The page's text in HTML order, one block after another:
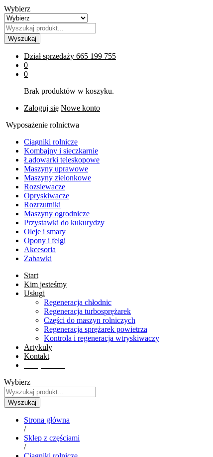
Wybierz
Wyszukaj
Dział sprzedaży 665 199 755
0
0
Brak produktów w koszyku.
Zaloguj się Nowe konto
Wyposażenie rolnictwa
Ciągniki rolnicze
Kombajny i sieczkarnie
Ładowarki teleskopowe
Maszyny uprawowe
Maszyny zielonkowe
Rozsiewacze
Opryskiwacze
Rozrzutniki
Maszyny ogrodnicze
Przystawki do kukurydzy
Oleje i smary
Opony i felgi
Akcesoria
Zabawki
Start
Kim jesteśmy
Usługi
Regeneracja chłodnic
Regeneracja turbosprężarek
Części do maszyn rolniczych
Regeneracja sprężarek powietrza
Kontrola i regeneracja wtryskiwaczy
Artykuły
Kontakt
Wybierz
Wyszukaj
Strona główna
/
Sklep z częściami
/